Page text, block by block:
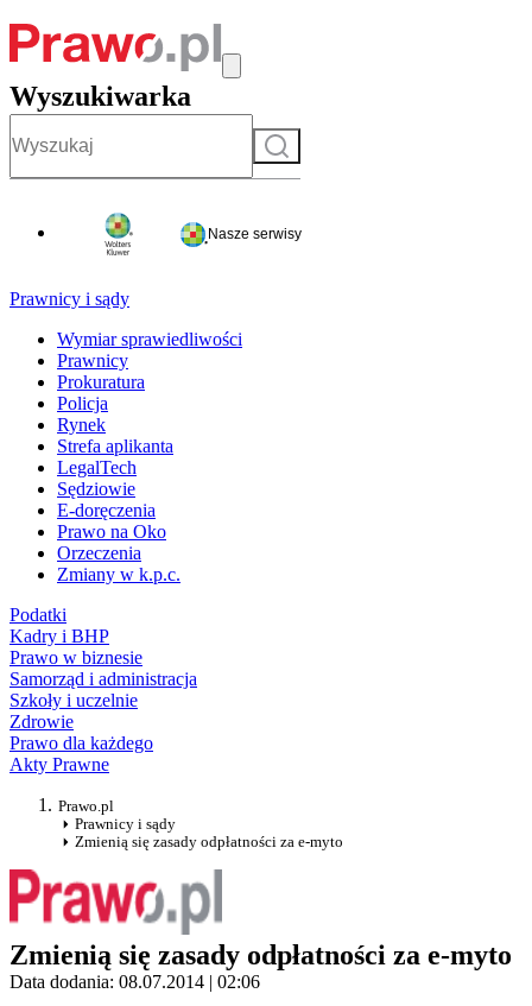
Wyszukiwarka
Szukaj
Nasze serwisy
Prawnicy i sądy
Wymiar sprawiedliwości
Prawnicy
Prokuratura
Policja
Rynek
Strefa aplikanta
LegalTech
Sędziowie
E-doręczenia
Prawo na Oko
Orzeczenia
Zmiany w k.p.c.
Podatki
Kadry i BHP
Prawo w biznesie
Samorząd i administracja
Szkoły i uczelnie
Zdrowie
Prawo dla każdego
Akty Prawne
Prawo.pl
Prawnicy i sądy
Zmienią się zasady odpłatności za e-myto
Zmienią się zasady odpłatności za e-myto
Data dodania: 08.07.2014 | 02:06